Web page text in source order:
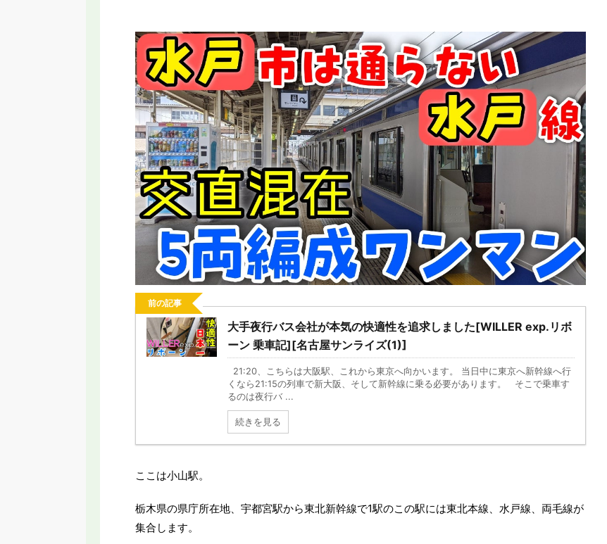
前の記事
大手夜行バス会社が本気の快適性を追求しました[WILLER exp.リボ
ーン 乗車記][名古屋サンライズ(1)]
21:20、こちらは大阪駅、これから東京へ向かいます。 当日中に東京へ新幹線へ行
くなら21:15の列車で新大阪、そして新幹線に乗る必要があります。 そこで乗車す
るのは夜行バ ...
続きを見る
ここは小山駅。
栃木県の県庁所在地、宇都宮駅から東北新幹線で1駅のこの駅には東北本線、水戸線、両毛線が
集合します。
】名古屋に変な乗り物誕生！いらない
と言われる新交通システムの理由
【2026年新駅】手柄山平和公園駅を見に行
ってみた！姫路モノレールの終着駅
【全都道府県制覇】東横イン高知がオープ
ン！初日に泊まってみた